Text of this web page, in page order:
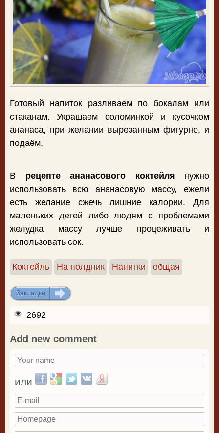
Готовый напиток разливаем по бокалам или
стаканам. Украшаем соломинкой и кусочком
ананаса, при желании вырезанным фигурно, и
подаём.
В рецепте ананасового коктейля нужно
использовать всю ананасовую массу, ежели
есть желание сжечь лишние калории. Для
маленьких детей либо людям с проблемами
желудка массу лучше процеживать и
использовать сок.
Коктейль На полдник Напитки общая
Закладки ДОБАВИТЬ
2692
Add new comment
Your name
или Login with Facebook
Login with Google
Login with Twitter
Login with VKontakte
Login with Yandex
E-mail
Homepage